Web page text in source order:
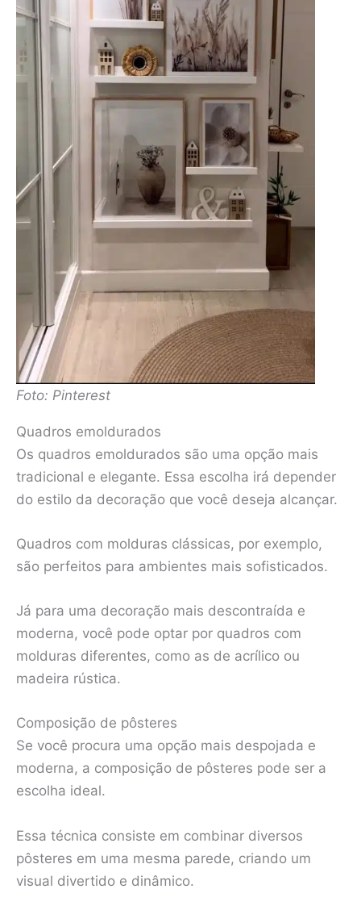
Foto: Pinterest
Quadros emoldurados
Os quadros emoldurados são uma opção mais
tradicional e elegante. Essa escolha irá depender
do estilo da decoração que você deseja alcançar.
Quadros com molduras clássicas, por exemplo,
são perfeitos para ambientes mais sofisticados.
Já para uma decoração mais descontraída e
moderna, você pode optar por quadros com
molduras diferentes, como as de acrílico ou
madeira rústica.
Composição de pôsteres
Se você procura uma opção mais despojada e
moderna, a composição de pôsteres pode ser a
escolha ideal.
Essa técnica consiste em combinar diversos
pôsteres em uma mesma parede, criando um
visual divertido e dinâmico.